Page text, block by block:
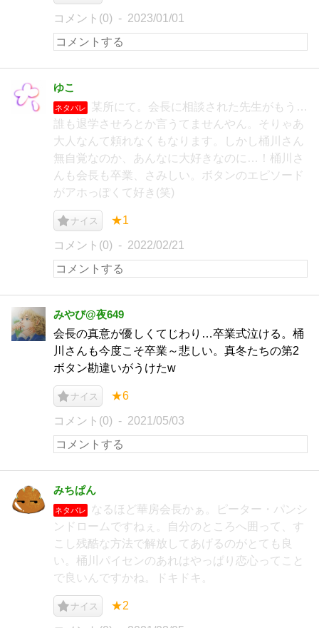
コメント(0) 2023/01/01
ゆこ
ネタバレ
某所にて。会長に相談された先生がもう…
誰も退学させろとか言うてませんやん。そりゃあ
大人なんて頼れなくもなります。しかし桶川さん
無自覚なのか、あんなに大好きなのに…！桶川さ
んも会長も卒業、さみしい。ボタンのエピソード
がアホっぽくて好き(笑)
ナイス ★1
コメント(0) 2022/02/21
みやび@夜649
会長の真意が優しくてじわり…卒業式泣ける。桶
川さんも今度こそ卒業～悲しい。真冬たちの第2
ボタン勘違いがうけたw
ナイス ★6
コメント(0) 2021/05/03
みちぱん
ネタバレ
なるほど華房会長かぁ。ピーター・パンシ
ンドロームですねぇ。自分のところへ囲って、す
こし残酷な方法で解放してあげるのがとても良
い。桶川パイセンのあれはやっぱり恋心ってこと
で良いんですかね。ドキドキ。
ナイス ★2